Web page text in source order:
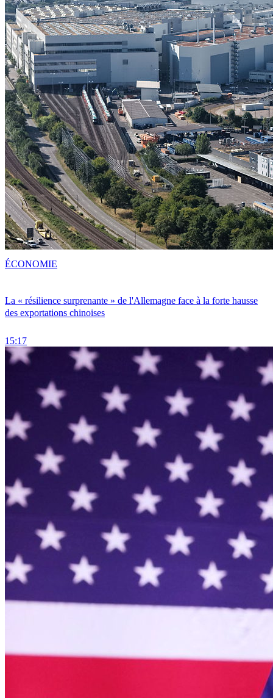
La « résilience surprenante » de l'Allemagne face à la forte hausse
des exportations chinoises
15:17
ÉCONOMIE